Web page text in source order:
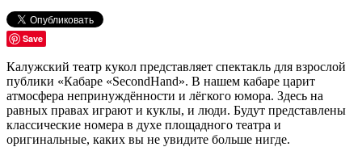
Save
Калужский театр кукол представляет спектакль для взрослой
публики «Кабаре «SecondHand». В нашем кабаре царит
атмосфера непринуждённости и лёгкого юмора. Здесь на
равных правах играют и куклы, и люди. Будут представлены
классические номера в духе площадного театра и
оригинальные, каких вы не увидите больше нигде.